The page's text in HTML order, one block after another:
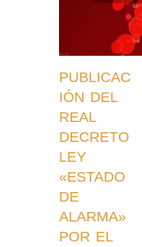
PUBLICAC
IÓN DEL
REAL
DECRETO
LEY
«ESTADO
DE
ALARMA»
POR EL